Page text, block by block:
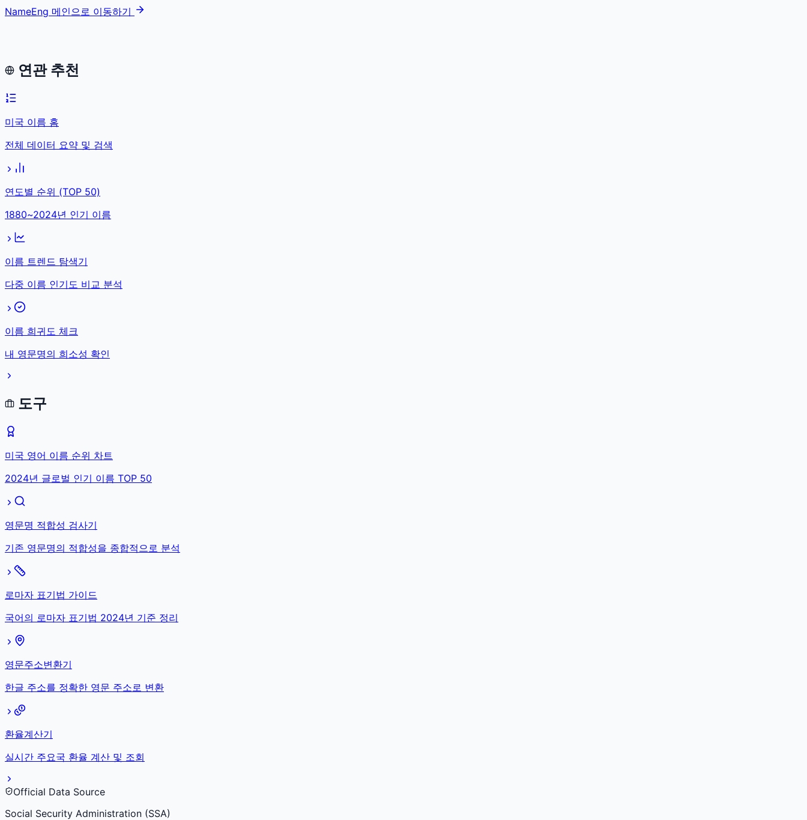
NameEng 메인으로 이동하기
연관 추천
미국 이름 홈
전체 데이터 요약 및 검색
연도별 순위 (TOP 50)
1880~2024년 인기 이름
이름 트렌드 탐색기
다중 이름 인기도 비교 분석
이름 희귀도 체크
내 영문명의 희소성 확인
도구
미국 영어 이름 순위 차트
2024년 글로벌 인기 이름 TOP 50
영문명 적합성 검사기
기존 영문명의 적합성을 종합적으로 분석
로마자 표기법 가이드
국어의 로마자 표기법 2024년 기준 정리
영문주소변환기
한글 주소를 정확한 영문 주소로 변환
환율계산기
실시간 주요국 환율 계산 및 조회
Official Data Source
Social Security Administration (SSA)